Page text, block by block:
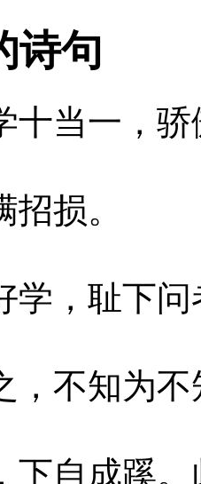
诗句
当一，骄
损。
，耻下问
不知为不
下自成蹊